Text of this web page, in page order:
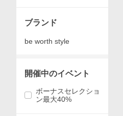
ブランド
be worth style
開催中のイベント
ボーナスセレクショ
ン最大40%